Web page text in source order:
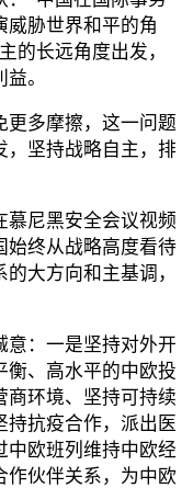
威胁世界和平的角
的长远角度出发，
。
更多摩擦，这一问题
，坚持战略自主，排
慕尼黑安全会议视频
终从战略高度看待
大方向和主基调，
意：一是坚持对外开
衡、高水平的中欧投
商环境、坚持可持续
持抗疫合作，派出医
中欧班列维持中欧经
作伙伴关系，为中欧